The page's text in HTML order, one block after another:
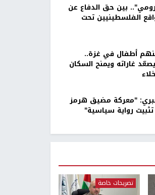
بين حق الدفاع عن
الفلسطينيين تحت
أطفال في غزة..
يصعّد غاراته ويمنح السكان
"معركة مضيق هرمز
رواية سياسية"
تصريحات خاصة